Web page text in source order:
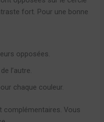
fort. Pour une bonne
opposées.
l’autre.
chaque couleur.
complémentaires. Vous